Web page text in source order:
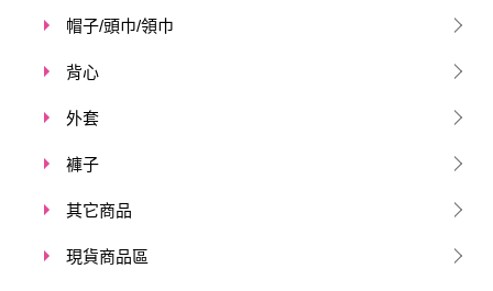
帽子/頭巾/領巾
背心
外套
褲子
其它商品
現貨商品區